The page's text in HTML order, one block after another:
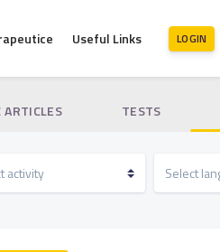
Useful Links LOGIN
ARTICLES TESTS